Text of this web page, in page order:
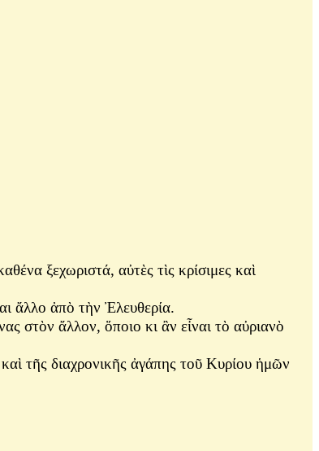
ξεχωριστά, αὐτὲς τὶς κρίσιμες καὶ
ἄλλο ἀπὸ τὴν Ἐλευθερία.
στὸν ἄλλον, ὅποιο κι ἂν εἶναι τὸ αὐριανὸ
τῆς διαχρονικῆς ἀγάπης τοῦ Κυρίου ἡμῶν